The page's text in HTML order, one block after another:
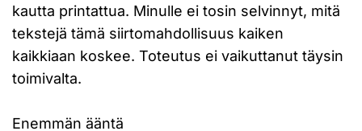
kautta printattua. Minulle ei tosin selvinnyt, mitä
tekstejä tämä siirtomahdollisuus kaiken
kaikkiaan koskee. Toteutus ei vaikuttanut täysin
toimivalta.
Enemmän ääntä